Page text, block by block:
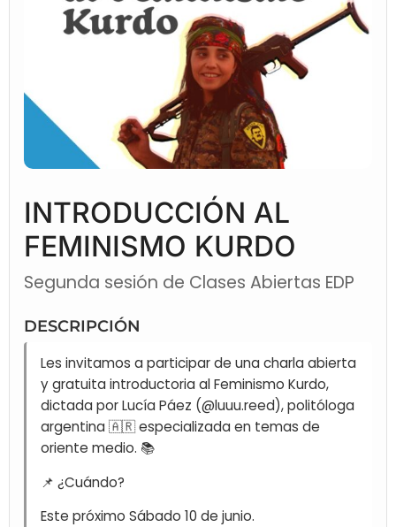
INTRODUCCIÓN AL
FEMINISMO KURDO
Segunda sesión de Clases Abiertas EDP
DESCRIPCIÓN
Les invitamos a participar de una charla abierta
y gratuita introductoria al Feminismo Kurdo,
dictada por Lucía Páez (@luuu.reed), politóloga
argentina 🇦🇷 especializada en temas de
oriente medio. 📚
📌 ¿Cuándo?
Este próximo Sábado 10 de junio.